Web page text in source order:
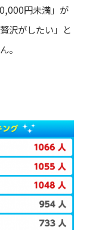
円未満」が
沢がしたい」と
。